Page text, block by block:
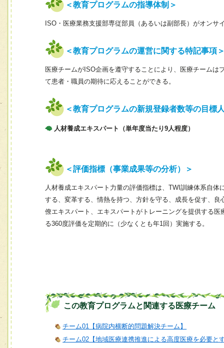
＜教育プログラムの指導体制＞
ISO・医療業務支援部専従部員（あるいは副部長）がオンサ
＜教育プログラムの運営に関する特記事項
医療チームがISO企画を遵守することにより、医療チーム
て患者・職員の期待に応えることができる。
＜教育プログラムの新規登録者数等の目標
人材養成エキスパート（単年度当たり9人程度）
＜評価指標（事業成果等の分析）＞
人材養成エキスパート力量の評価指標は、TWI訓練体系自
する、変革する、情熱を持つ、方針を守る、成長を促す、
僚エキスパート、エキスパートがトレーニングを提供する
る360度評価を定期的に（少なくとも年1回）実施する。
この教育プログラムと関連する医療チーム
チーム01【病院内横断的問題解決チーム】
チーム02【地域医療連携推進による高度医療を必要と